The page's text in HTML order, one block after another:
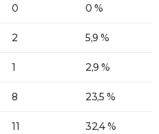
0 0 %
2 5,9 %
1 2,9 %
8 23,5 %
11 32,4 %